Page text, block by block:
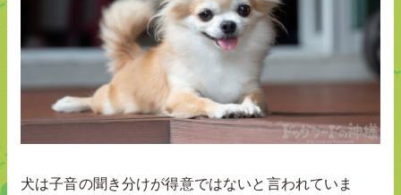
犬は子音の聞き分けが得意ではないと言われていま